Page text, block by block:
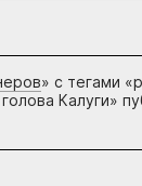
» с тегами
Калуги»